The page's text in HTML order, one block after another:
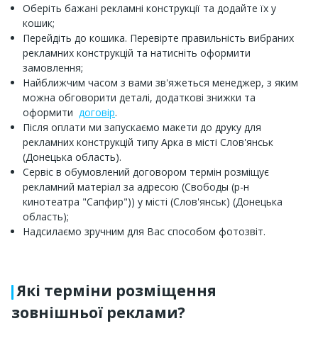
Оберіть бажані рекламні конструкції та додайте їх у
кошик;
Перейдіть до кошика. Перевірте правильність вибраних
рекламних конструкцій та натисніть оформити
замовлення;
Найближчим часом з вами зв'яжеться менеджер, з яким
можна обговорити деталі, додаткові знижки та
оформити договір.
Після оплати ми запускаємо макети до друку для
рекламних конструкцій типу Арка в місті Слов'янськ
(Донецька область).
Сервіс в обумовлений договором термін розміщує
рекламний матеріал за адресою (Свободы (р-н
кинотеатра "Сапфир")) у місті (Слов'янськ) (Донецька
область);
Надсилаємо зручним для Вас способом фотозвіт.
Які терміни розміщення
зовнішньої реклами?